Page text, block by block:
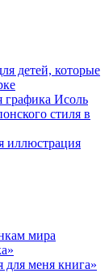
детей, которые
Исоль
стиля в
иллюстрация
мира
для меня книга»